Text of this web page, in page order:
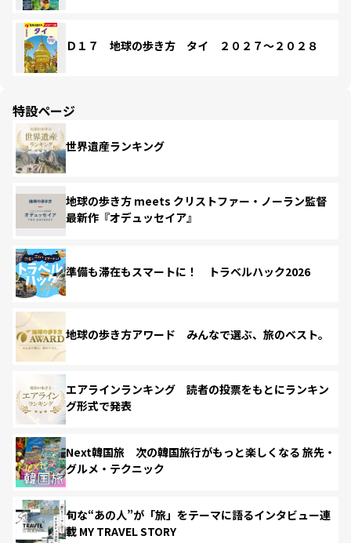
Ｄ１７ 地球の歩き方 タイ ２０２７～２０２８
特設ページ
世界遺産ランキング
地球の歩き方 meets クリストファー・ノーラン監督
最新作『オデュッセイア』
準備も滞在もスマートに！ トラベルハック2026
地球の歩き方アワード みんなで選ぶ、旅のベスト。
エアラインランキング 読者の投票をもとにランキン
グ形式で発表
Next韓国旅 次の韓国旅行がもっと楽しくなる 旅先・
グルメ・テクニック
旬な“あの人”が「旅」をテーマに語るインタビュー連
載 MY TRAVEL STORY